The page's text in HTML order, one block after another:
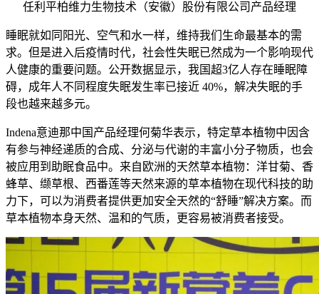
任利平柏维力生物技术（安徽）股份有限公司产品经理
睡眠就如同阳光、空气和水一样，维持我们生命最基本的需
求。但是进入后疫情时代，社会性失眠已然成为一个影响现代
人健康的重要问题。公开数据显示，我国超3亿人存在睡眠障
碍，成年人不同程度失眠发生率已接近 40%，解决失眠的手
段也越来越多元。
Indena意迪那中国产品经理何菊华表示，特定草本植物中因含
有参与神经递质的合成、分泌与代谢的丰富小分子物质，也会
被应用到助眠食品中。来自欧洲的天然草本植物：洋甘菊、香
蜂草、缬草根、西番莲等天然来源的草本植物在现代科技的助
力下，可以为消费者提供更加安全天然的“舒睡”解决方案。而
草本植物本身天然、温和的气质，更容易被消费者接受。